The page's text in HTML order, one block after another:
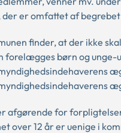
der er omfattet af
finder, at der ikke
forelægges børn og
afgørende for
over 12 år er uenige i